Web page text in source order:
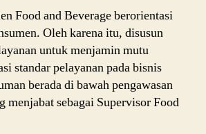
Food and Beverage berorientasi
Oleh karena itu, disusun
untuk menjamin mutu
standar pelayanan pada bisnis
berada di bawah pengawasan
menjabat sebagai Supervisor Food